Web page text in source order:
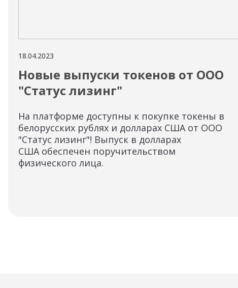
18.04.2023
Новые выпуски токенов от ООО
"Статус лизинг"
На платформе доступны к покупке токены в
белорусских рублях и долларах США от ООО
"Статус лизинг"! Выпуск в долларах
США обеспечен поручительством
физического лица.